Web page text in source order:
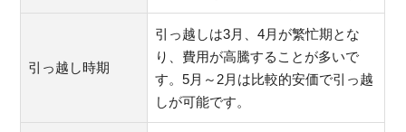
引っ越し時期
引っ越しは3月、4月が繁忙期とな
り、費用が高騰することが多いで
す。5月～2月は比較的安価で引っ越
しが可能です。